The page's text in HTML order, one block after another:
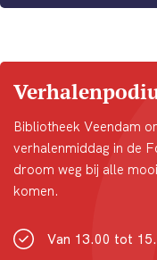
Bibliotheek Veendam
verhalenmiddag in de
droom weg bij alle
komen.
Van 13.00 tot